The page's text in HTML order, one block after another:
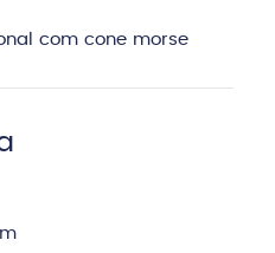
com cone morse